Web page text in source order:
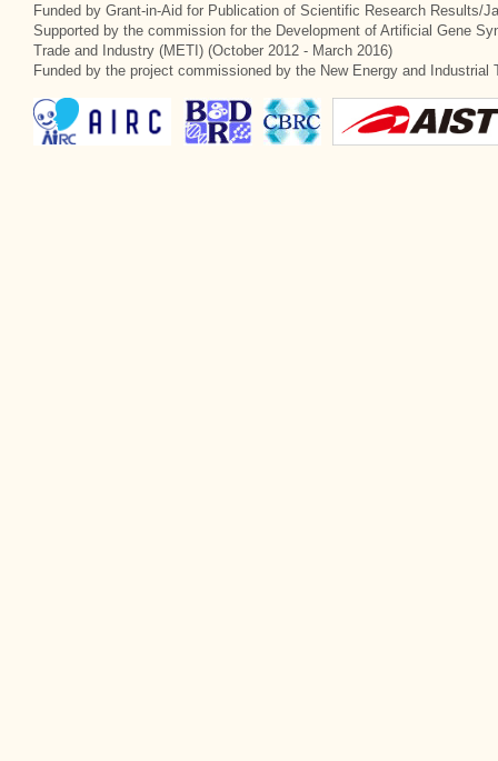
Funded by Grant-in-Aid for Publication of Scientific Research Results/
Supported by the commission for the Development of Artificial Gene
Trade and Industry (METI) (October 2012 - March 2016)
Funded by the project commissioned by the New Energy and